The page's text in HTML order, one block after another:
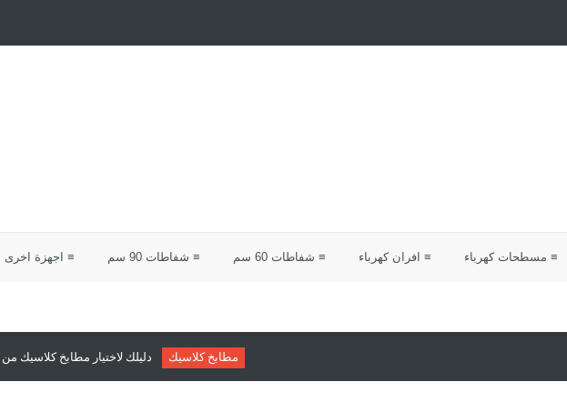
≡ مسطحات كهرباء ≡ افران كهرباء ≡ شفاطات 60 سم ≡ شفاطات 90 سم ≡ اجهزة اخرى
دليلك لاختيار مطابخ كلاسيك من شركة مارنكو